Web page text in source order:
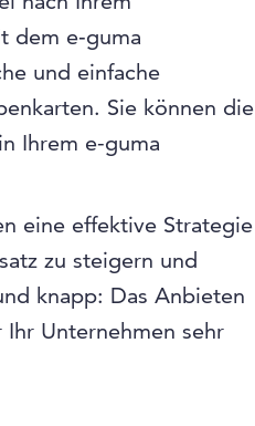
dem e‑guma
und einfache
Sie können die
Ihrem e-guma
eine effektive Strategie
zu steigern und
knapp: Das Anbieten
Unternehmen sehr